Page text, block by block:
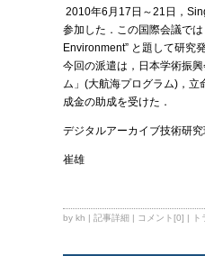
2010年6月17日～21日，
参加した．この国際会議で
Environment” と題して研究
今回の派遣は，日本学術振
ム」(大航海プログラム)，立
成金の助成を受けた．
デジタルアーカイブ技術研
崔雄
by kh | 記事詳細 | コメント[0] |